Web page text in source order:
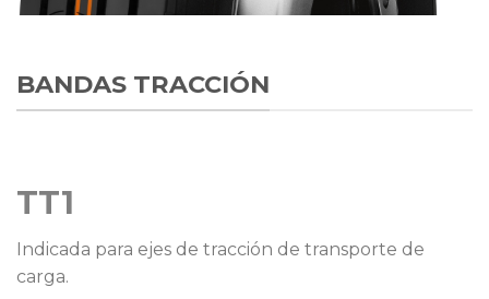
BANDAS TRACCIÓN
TT1
Indicada para ejes de tracción de transporte de
carga.